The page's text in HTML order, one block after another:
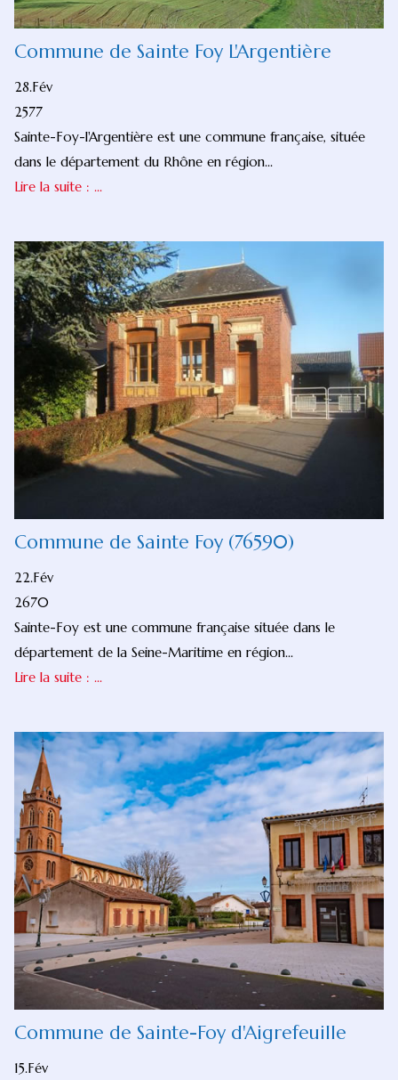
Commune de Sainte Foy L'Argentière
28.Fév
2577
Sainte-Foy-l'Argentière est une commune française, située
dans le département du Rhône en région...
Lire la suite : ...
Commune de Sainte Foy (76590)
22.Fév
2670
Sainte-Foy est une commune française située dans le
département de la Seine-Maritime en région...
Lire la suite : ...
Commune de Sainte-Foy d'Aigrefeuille
15.Fév